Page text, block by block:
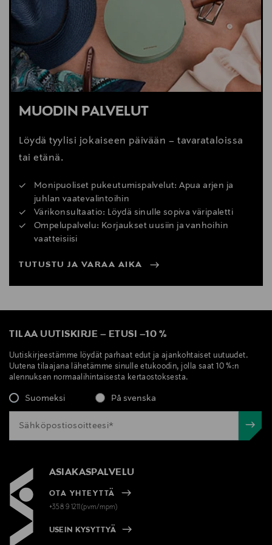
MUODIN PALVELUT
Löydä tyylisi jokaiseen päivään – tavarataloissa
tai etänä.
Monipuoliset pukeutumispalvelut: Apua arjen ja
juhlan vaatevalintoihin
Värikonsultaatio: Löydä sinulle sopiva väripaletti
Ompelupalvelu: Korjaukset uusiin ja vanhoihin
vaatteisiisi
TUTUSTU JA VARAA AIKA
TILAA UUTISKIRJE – ETUSI –10 %
Uutiskirjeestämme löydät parhaat edut ja ajankohtaiset uutuudet.
Uutena tilaajana lähetämme sinulle etukoodin, jolla saat 10 %:n
alennuksen normaalihintaisesta kertaostoksesta.
Suomeksi På svenska
ASIAKASPALVELU
OTA YHTEYTTÄ
+358 9 1211(pvm/mpm)
USEIN KYSYTTYÄ